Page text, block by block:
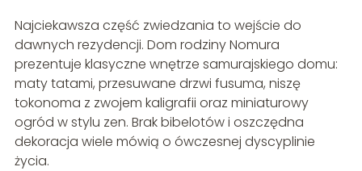
Najciekawsza część zwiedzania to wejście do
dawnych rezydencji. Dom rodziny Nomura
prezentuje klasyczne wnętrze samurajskiego domu:
maty tatami, przesuwane drzwi fusuma, niszę
tokonoma z zwojem kaligrafii oraz miniaturowy
ogród w stylu zen. Brak bibelotów i oszczędna
dekoracja wiele mówią o ówczesnej dyscyplinie
życia.